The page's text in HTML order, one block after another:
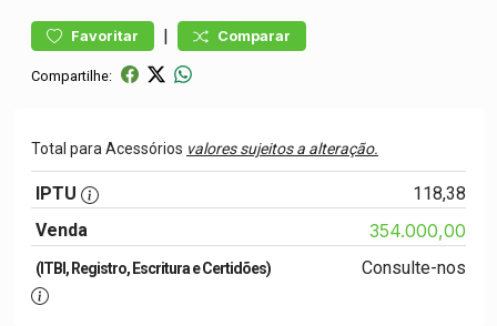
Favoritar | Comparar
Compartilhe:
Total para Acessórios valores sujeitos a alteração.
IPTU
118,38
Venda
354.000,00
(ITBI, Registro, Escritura e Certidões) Consulte-nos